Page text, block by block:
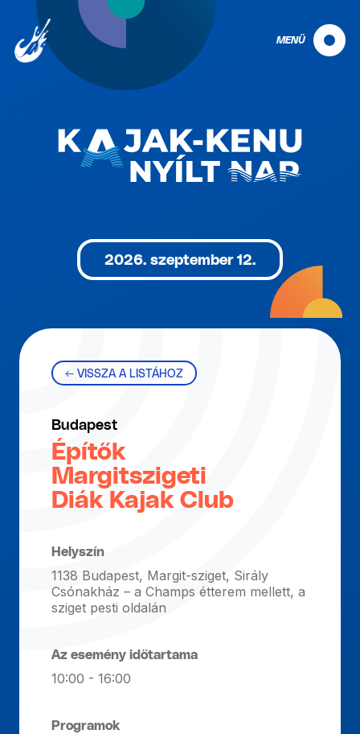
MENÜ
2026. szeptember 12.
← VISSZA A LISTÁHOZ
Budapest
Építők
Margitszigeti
Diák Kajak Club
Helyszín
1138 Budapest, Margit-sziget, Sirály
Csónakház – a Champs étterem mellett, a
sziget pesti oldalán
Az esemény időtartama
10:00 - 16:00
Programok